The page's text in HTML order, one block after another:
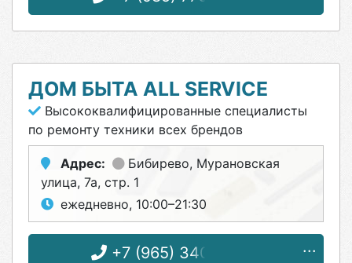
ДОМ БЫТА ALL SERVICE
Высококвалифицированные специалисты
по ремонту техники всех брендов
Адрес: Бибирево, Мурановская
улица, 7а, стр. 1
ежедневно, 10:00–21:30
+7 (965) 340-72-39